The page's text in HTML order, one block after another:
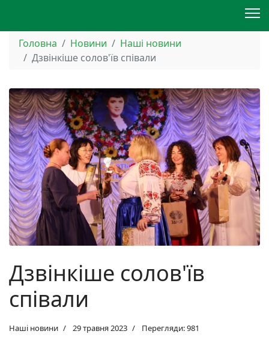
Головна Новини
Наші новини
Дзвінкіше солов'їв співали
Дзвінкіше солов'їв
співали
Наші новини 29 травня 2023 Перегляди: 981